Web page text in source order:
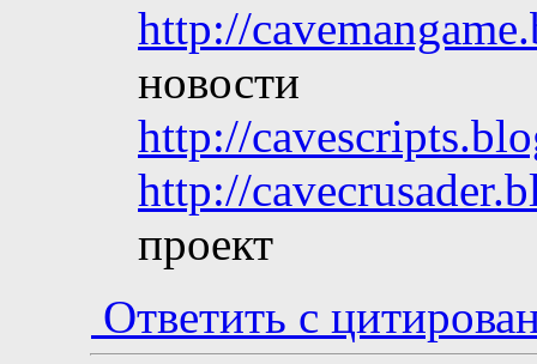
http://
новости
http://
http://
проект
Ответить с